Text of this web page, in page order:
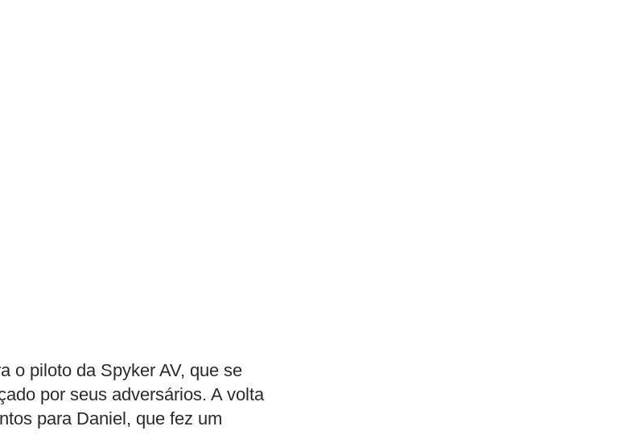
o piloto da Spyker AV, que se
por seus adversários. A volta
para Daniel, que fez um